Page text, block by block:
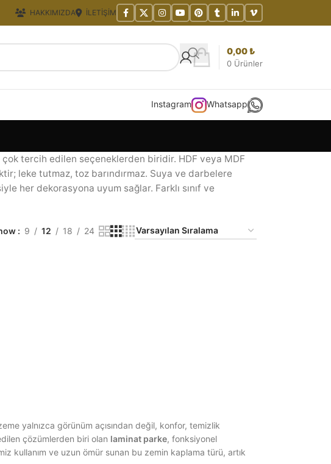
HAKKIMIZDA İLETIŞIM
0 Ürünler
0,00₺
Instagram Whatsapp
çok tercih edilen seçeneklerden biridir. HDF veya MDF
leke tutmaz, toz barındırmaz. Suya ve darbelere
her dekorasyona uyum sağlar. Farklı sınıf ve
9 12 18 24
yalnızca görünüm açısından değil, konfor, temizlik
çözümlerden biri olan laminat parke, fonksiyonel
kullanım ve uzun ömür sunan bu zemin kaplama türü, artık